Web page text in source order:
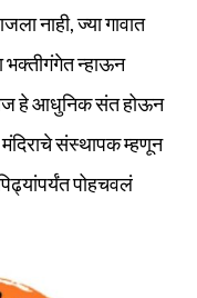
नाही, ज्या गावात
भक्‍तीगंगेत न्हाऊन
हे आधुनिक संत होऊन
मंदिराचे संस्थापक म्हणून
पोहचवलं